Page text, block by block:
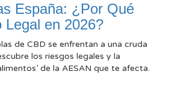
España: ¿Por Qué
Legal en 2026?
de CBD se enfrentan a una cruda
los riesgos legales y la
de la AESAN que te afecta.